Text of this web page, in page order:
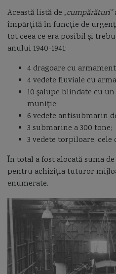
Această listă de „cumpărături”
împărţită în funcţie de
tot ceea ce era posibil și
anului 1940-1941:
4 dragoare cu
4 vedete fluviale cu
10 şalupe blindate cu
muniţie;
6 vedete antisubmarin
3 submarine a 300 tone;
3 vedete torpiloare,
În total a fost alocată suma de
pentru achiziţia tuturor
enumerate.